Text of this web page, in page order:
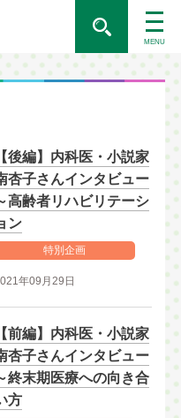
MENU
【後編】内科医・小説家
杏子さんインタビュー
高齢者リハビリ­テーシ
ン
特別企画
年09月29日
【前編】内科医・小説家
杏子さんインタビュー
終末期医療への向き合
方